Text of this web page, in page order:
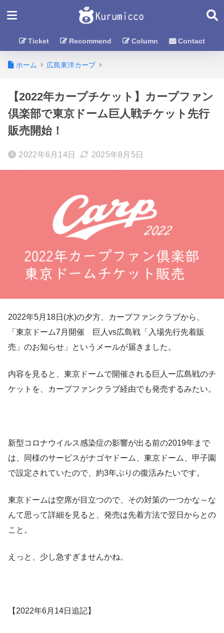
Ticket Recommend Column Contact
ホーム 広島東洋カープ
【2022年カープチケット】カープファン
倶楽部で東京ドーム巨人戦チケット先行
販売開始！
2022年6月14日 2025年8月5日
2022年5月18日(水)の夕方、カープファンクラブから、
「東京ドーム7月開催 巨人vs広島戦「入場先行先着販
売」のお知らせ」というメールが届きました。
内容を見ると、東京ドームで開催される巨人ー広島戦のチ
ケットを、カープファンクラブ経由でも発売するみたい。
新型コロナウイルス感染症の影響が出る前の2019年まで
は、同様のサービスがナゴヤドーム、東京ドーム、甲子園
で設定されていたので、約3年ぶりの復活みたいです。
東京ドームは空席が目立つので、その対策の一つかな～な
んて思って詳細を見ると、発売は先着方法で翌日からとの
こと。
えっと、少し急すぎませんかね。
【2022年6月14日追記】